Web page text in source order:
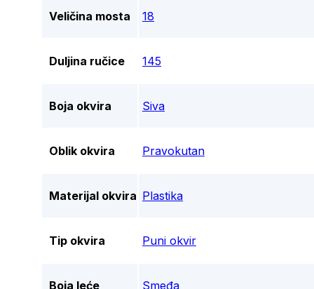
Veličina mosta 18
Duljina ručice 145
Boja okvira Siva
Oblik okvira Pravokutan
Materijal okvira Plastika
Tip okvira Puni okvir
Boja leće Smeđa